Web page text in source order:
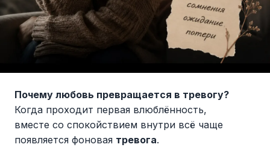
Почему любовь превращается в тревогу?
Когда проходит первая влюблённость,
вместе со спокойствием внутри всё чаще
появляется фоновая тревога.